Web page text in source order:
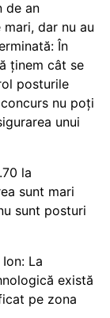
de an
dar nu au
În
ținem cât se
posturile
nu poți
unui
la
sunt mari
sunt posturi
La
există
pe zona